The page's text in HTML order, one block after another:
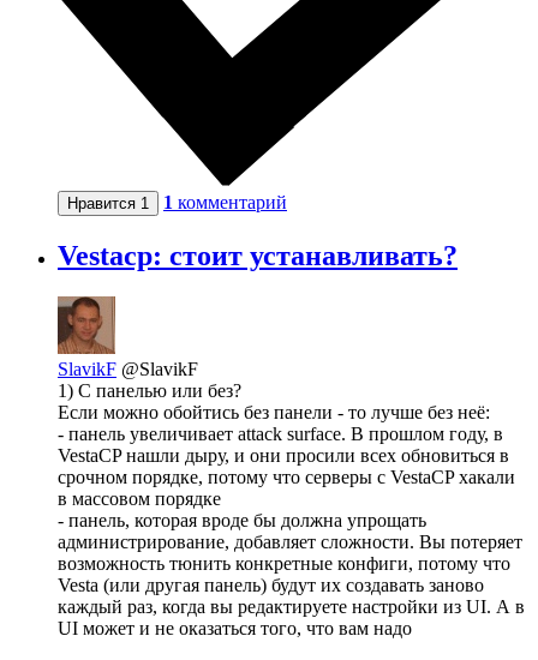
Нравится 1 1 комментарий
Vestacp: стоит устанавливать?
SlavikF @SlavikF
1) С панелью или без?
Если можно обойтись без панели - то лучше без неё:
- панель увеличивает attack surface. В прошлом году, в
VestaCP нашли дыру, и они просили всех обновиться в
срочном порядке, потому что серверы с VestaCP хакали
в массовом порядке
- панель, которая вроде бы должна упрощать
администрирование, добавляет сложности. Вы потеряет
возможность тюнить конкретные конфиги, потому что
Vesta (или другая панель) будут их создавать заново
каждый раз, когда вы редактируете настройки из UI. А в
UI может и не оказаться того, что вам надо